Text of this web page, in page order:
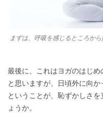
まずは、呼吸を感じるところから
最後に、これはヨガのはじ
と思いますが、日頃外に向
ということが、恥ずかしさ
ょうか。